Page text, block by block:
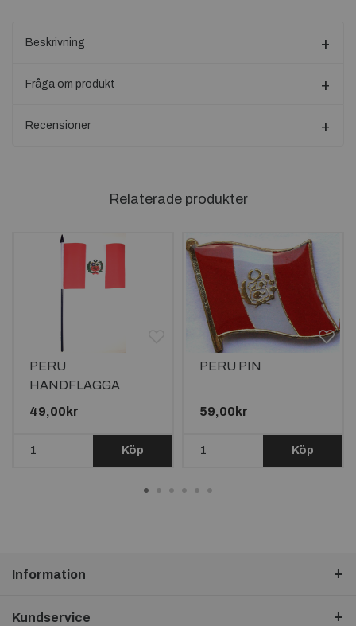
Beskrivning
Fråga om produkt
Recensioner
Relaterade produkter
PERU
HANDFLAGGA
23X15CM
49,00kr
Köp
PERU PIN
59,00kr
Köp
Information
Kundservice